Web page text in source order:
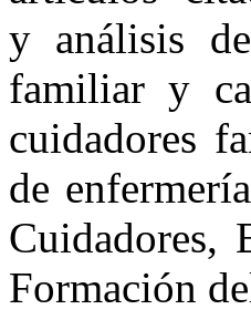
y análisis
familiar y
cuidadores
de
Cuidadores,
Formación